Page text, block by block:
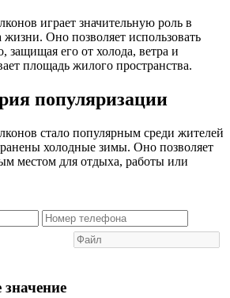
играет значительную роль в
Оно позволяет использовать
защищая его от холода, ветра и
площадь жилого пространства.
популяризации
стало популярным среди жителей
холодные зимы. Оно позволяет
местом для отдыха, работы или